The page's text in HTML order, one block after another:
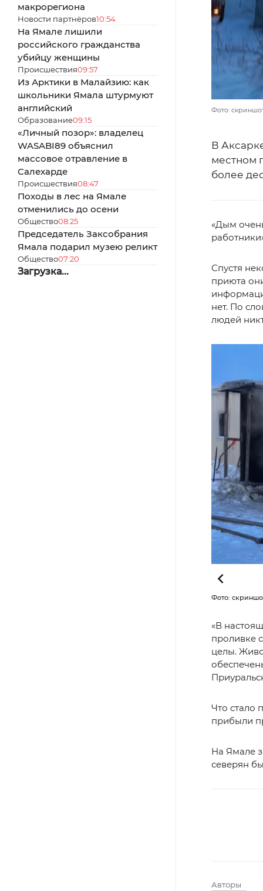
макрорегиона
Новости партнёров10:54
На Ямале лишили
российского гражданства
убийцу женщины
Происшествия09:57
Из Арктики в Малайзию: как
школьники Ямала штурмуют
английский
Образование09:15
«Личный позор»: владелец
WASABI89 объяснил
массовое отравление в
Салехарде
Происшествия08:47
Походы в лес на Ямале
отменились до осени
Общество08:25
Председатель Заксобрания
Ямала подарил музею реликт
Общество07:20
Загрузка...
Фото:
В
местном
более
«Дым
Спустя
приюта
нет. По
людей
Фото:
«В
проливке
целы.
Что стало
прибыли
На Ямале
северян
Авторы